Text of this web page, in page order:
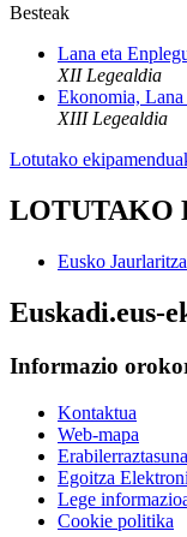
Besteak
Lana eta
XII Legealdia
Ekonomia, Lana
XIII Legealdia
Lotutako
LOTUTAKO
Eusko
Euskadi.eus-
Informazio
Kontaktua
Web-mapa
Erabilerraztasuna
Egoitza
Lege
Cookie politika